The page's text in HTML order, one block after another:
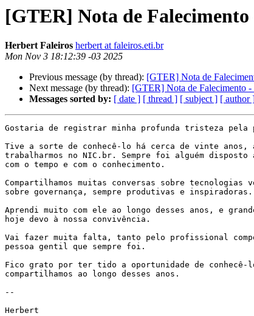
[GTER] Nota de
Herbert Faleiros herbert at faleiros.eti.br
Mon Nov 3 18:12:39 -03 2025
Previous message (by thread): [GTER] Nota de
Next message (by thread): [GTER] Nota de Falecimento
Messages sorted by: [ date ] [ thread ] [ subject ] [ author
Gostaria de registrar minha profunda tristeza pela
Tive a sorte de conhecê-lo há cerca de vinte anos,
trabalharmos no NIC.br. Sempre foi alguém disposto
com o tempo e com o conhecimento.
Compartilhamos muitas conversas sobre
sobre governança, sempre produtivas e inspiradoras.
Aprendi muito com ele ao longo desses anos, e
hoje devo à nossa convivência.
Vai fazer muita falta, tanto pelo profissional
pessoa gentil que sempre foi.
Fico grato por ter tido a oportunidade de conhecê-
compartilhamos ao longo desses anos.
--
Herbert